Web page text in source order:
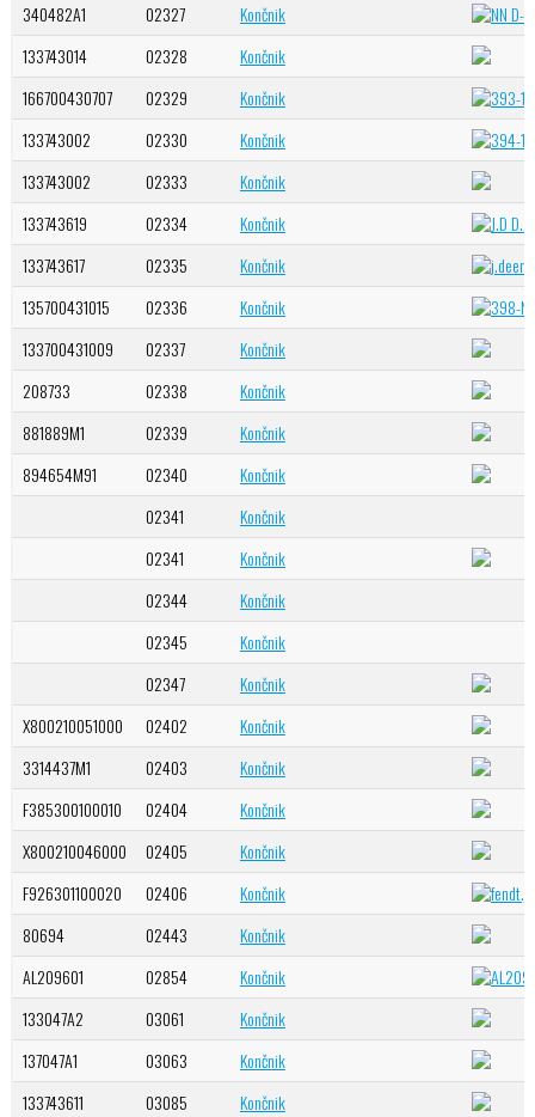
340482A1
02327
Končnik
133743014
02328
Končnik
166700430707
02329
Končnik
133743002
02330
Končnik
133743002
02333
Končnik
133743619
02334
Končnik
133743617
02335
Končnik
135700431015
02336
Končnik
133700431009
02337
Končnik
208733
02338
Končnik
881889M1
02339
Končnik
894654M91
02340
Končnik
02341
Končnik
02341
Končnik
02344
Končnik
02345
Končnik
02347
Končnik
X800210051000
02402
Končnik
3314437M1
02403
Končnik
F385300100010
02404
Končnik
X800210046000
02405
Končnik
F926301100020
02406
Končnik
80694
02443
Končnik
AL209601
02854
Končnik
133047A2
03061
Končnik
137047A1
03063
Končnik
133743611
03085
Končnik